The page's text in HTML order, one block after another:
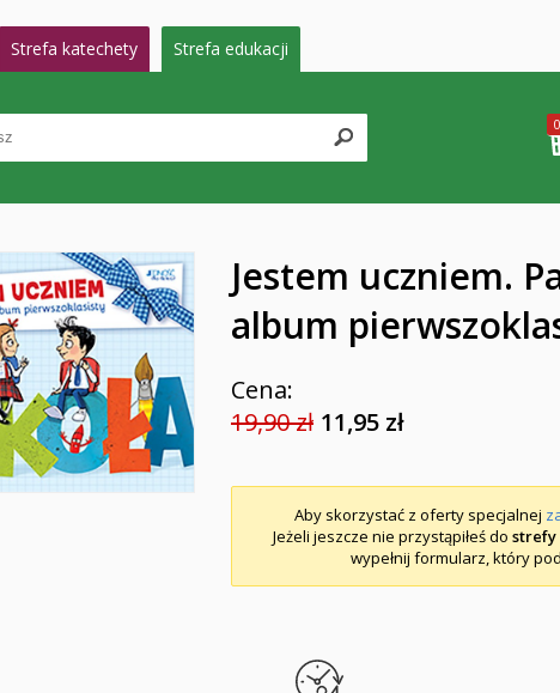
Strefa katechety Strefa edukacji
0
Jestem uczniem.
album
Cena:
19,90 zł 11,95 zł
Aby skorzystać z oferty specjalnej
Jeżeli jeszcze nie przystąpiłeś do strefy
wypełnij formularz, który